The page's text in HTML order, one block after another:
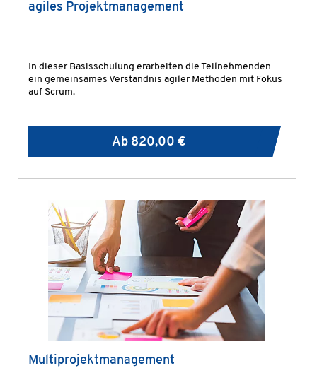
agiles Projektmanagement
In dieser Basisschulung erarbeiten die Teilnehmenden
ein gemeinsames Verständnis agiler Methoden mit Fokus
auf Scrum.
Ab 820,00 €
Multiprojektmanagement